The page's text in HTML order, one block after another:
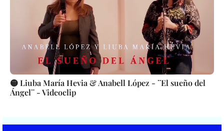
🟡 Liuba María Hevia & Anabell López - ¨El sueño del
Ángel¨ - Videoclip